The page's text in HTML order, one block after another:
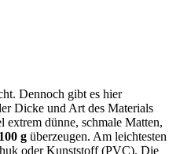
Dennoch gibt es hier
Dicke und Art des Materials
extrem dünne, schmale Matten,
g überzeugen. Am leichtesten
oder Kunststoff (PVC). Die